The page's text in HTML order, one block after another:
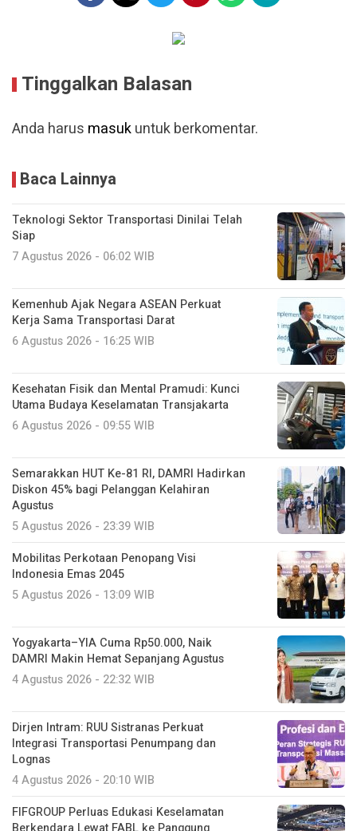
Tinggalkan Balasan
Anda harus masukuntuk berkomentar.
Baca Lainnya
Teknologi Sektor Transportasi Dinilai Telah
Siap
7 Agustus 2026 - 06:02 WIB
Kemenhub Ajak Negara ASEAN Perkuat
Kerja Sama Transportasi Darat
6 Agustus 2026 - 16:25 WIB
Kesehatan Fisik dan Mental Pramudi: Kunci
Utama Budaya Keselamatan Transjakarta
6 Agustus 2026 - 09:55 WIB
Semarakkan HUT Ke-81 RI, DAMRI Hadirkan
Diskon 45% bagi Pelanggan Kelahiran
Agustus
5 Agustus 2026 - 23:39 WIB
Mobilitas Perkotaan Penopang Visi
Indonesia Emas 2045
5 Agustus 2026 - 13:09 WIB
Yogyakarta–YIA Cuma Rp50.000, Naik
DAMRI Makin Hemat Sepanjang Agustus
4 Agustus 2026 - 22:32 WIB
Dirjen Intram: RUU Sistranas Perkuat
Integrasi Transportasi Penumpang dan
Lognas
4 Agustus 2026 - 20:10 WIB
FIFGROUP Perluas Edukasi Keselamatan